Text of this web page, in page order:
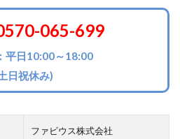
065-699
平日10:00～18:00
日祝休み)
ファビウス株式会社